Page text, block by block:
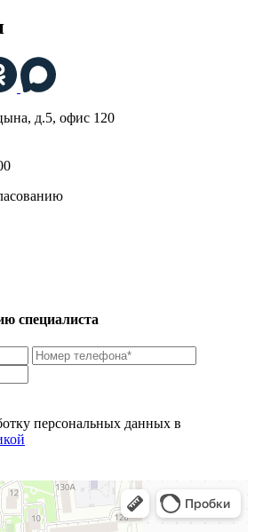
д.5, офис 120
специалиста
персональных данных в